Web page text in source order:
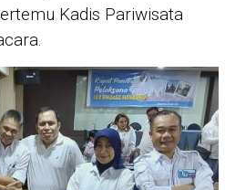
Kadis Pariwisata